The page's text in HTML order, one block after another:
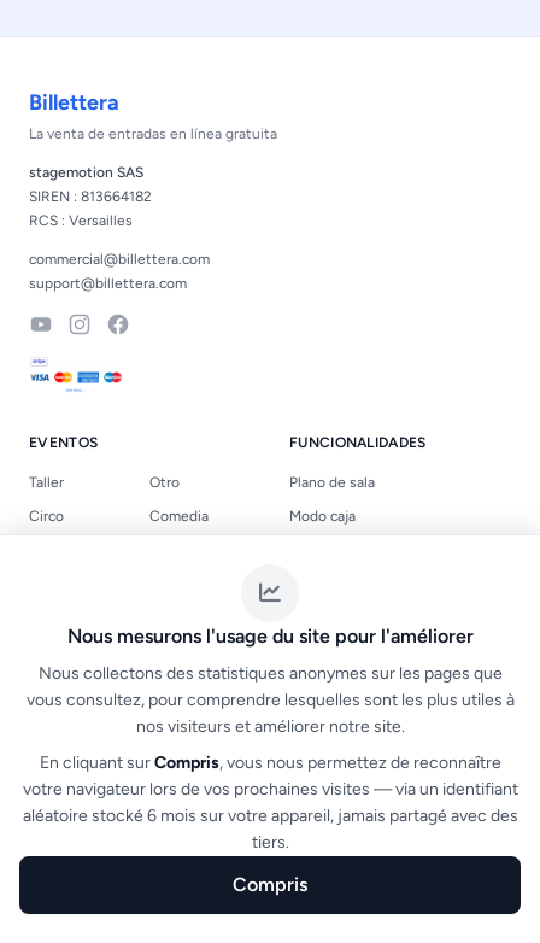
Inicio Crear Funciones Sectores FAQ
Billettera
La venta de entradas en línea gratuita
stagemotion SAS
SIREN : 813664182
RCS : Versailles
commercial@billettera.com
support@billettera.com
YouTubeInstagramFacebook
EVENTOS
Taller
Otro
Circo
Comedia
Fiesta
Espectáculo
Teatro
Venta privada
Visita
FUNCIONALIDADES
Plano de sala
Modo caja
App móvil
Soporte 24/7
Ver todas las funcionalidades
ENLACES ÚTILES
Los eventos
LEGAL
Condiciones Generales de Uso
Conformidad NF525
Nous mesurons l'usage du site pour l'améliorer
Nous collectons des statistiques anonymes sur les pages que
vous consultez, pour comprendre lesquelles sont les plus utiles à
nos visiteurs et améliorer notre site.
En cliquant surCompris, vous nous permettez de reconnaître
votre navigateur lors de vos prochaines visites — via un identifiant
aléatoire stocké 6 mois sur votre appareil, jamais partagé avec des
tiers.
Compris